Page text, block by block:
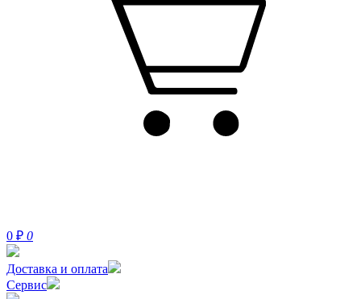
0 ₽ 0
Доставка и оплата
Сервис